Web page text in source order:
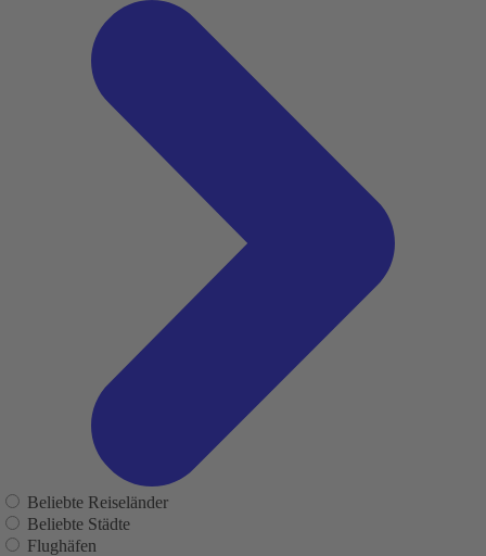
Beliebte Reiseländer
Beliebte Städte
Flughäfen